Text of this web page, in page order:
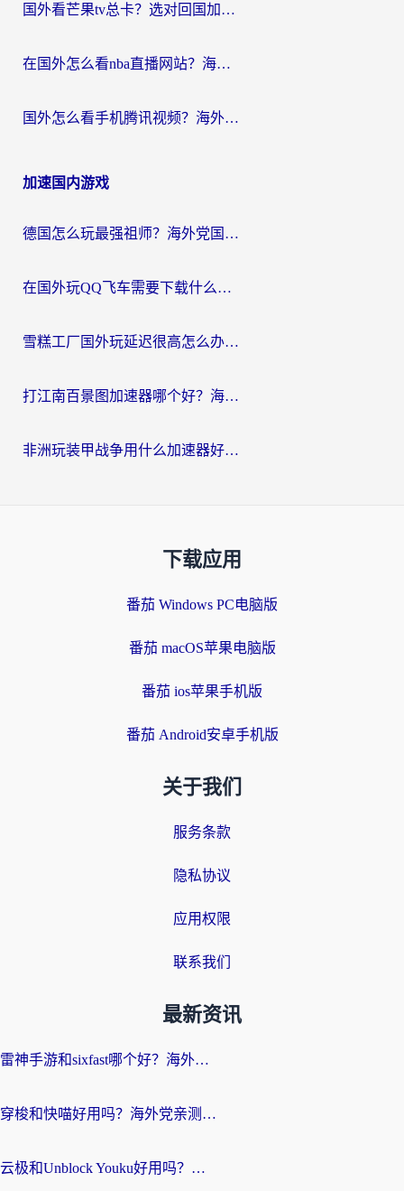
国外看芒果tv总卡？选对回国加速器，轻松追《浪姐》不费劲
在国外怎么看nba直播网站？海外党专属体育观赛指南，告别地区限制！
国外怎么看手机腾讯视频？海外党亲测有效的追剧加速器选择指南
加速国内游戏
德国怎么玩最强祖师？海外党国服游戏加速器选择全攻略（附宝可梦Online实测）
在国外玩QQ飞车需要下载什么加速器呢？海外党亲测有效的国服游戏加速指南
雪糕工厂国外玩延迟很高怎么办？海外玩家国服游戏加速终极攻略（附实测推荐）
打江南百景图加速器哪个好？海外党踩坑N次后，终于找到不卡的秘诀
非洲玩装甲战争用什么加速器好？海外党亲测有效的国服游戏加速方案
下载应用
番茄 Windows PC电脑版
番茄 macOS苹果电脑版
番茄 ios苹果手机版
番茄 Android安卓手机版
关于我们
服务条款
隐私协议
应用权限
联系我们
最新资讯
雷神手游和sixfast哪个好？海外党亲测3款回国加速器，教你选对不踩坑
穿梭和快喵好用吗？海外党亲测：小众加速器对比+番茄加速器深度体验
云极和Unblock Youku好用吗？海外党亲测+2026回国加速器避坑指南